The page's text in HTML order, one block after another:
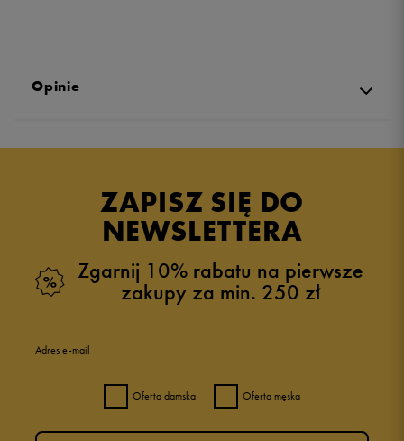
Opinie
ZAPISZ SIĘ DO
NEWSLETTERA
Zgarnij 10% rabatu na pierwsze
zakupy za min. 250 zł
Adres e-mail
Oferta damska Oferta męska